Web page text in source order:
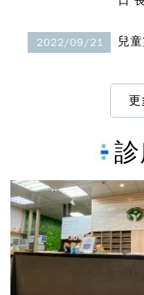
2022/09/21 兒
更